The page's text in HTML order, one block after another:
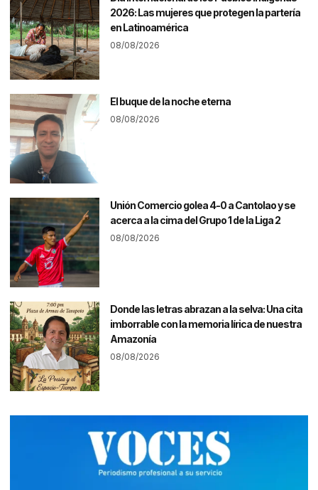
2026: Las mujeres que protegen la partería
en Latinoamérica
08/08/2026
El buque de la noche eterna
08/08/2026
Unión Comercio golea 4-0 a Cantolao y se
acerca a la cima del Grupo 1 de la Liga 2
08/08/2026
Donde las letras abrazan a la selva: Una cita
imborrable con la memoria lírica de nuestra
Amazonía
08/08/2026